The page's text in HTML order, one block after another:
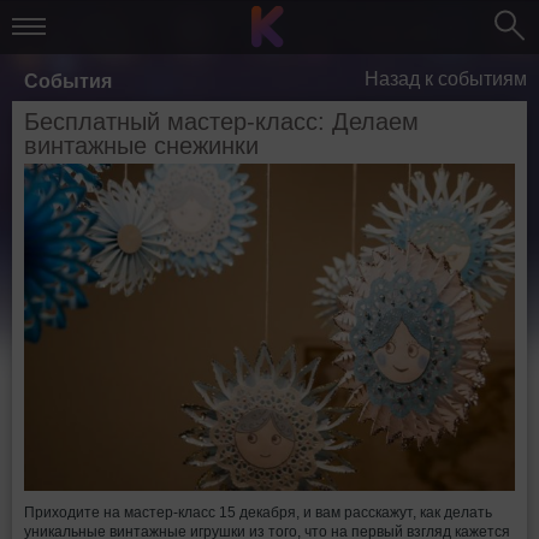
События Назад к событиям
Бесплатный мастер-класс: Делаем
винтажные снежинки
Приходите на мастер-класс 15 декабря, и вам расскажут, как делать
уникальные винтажные игрушки из того, что на первый взгляд кажется